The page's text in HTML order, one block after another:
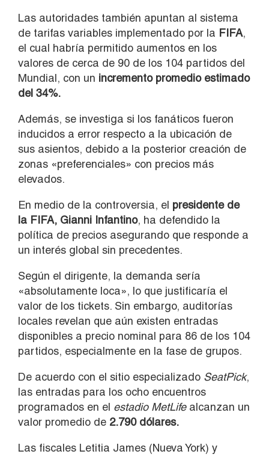
Las autoridades también apuntan al sistema
de tarifas variables implementado por la FIFA,
el cual habría permitido aumentos en los
valores de cerca de 90 de los 104 partidos del
Mundial, con un incremento promedio estimado
del 34%.
Además, se investiga si los fanáticos fueron
inducidos a error respecto a la ubicación de
sus asientos, debido a la posterior creación de
zonas «preferenciales» con precios más
elevados.
En medio de la controversia, el presidente de
la FIFA, Gianni Infantino, ha defendido la
política de precios asegurando que responde a
un interés global sin precedentes.
Según el dirigente, la demanda sería
«absolutamente loca», lo que justificaría el
valor de los tickets. Sin embargo, auditorías
locales revelan que aún existen entradas
disponibles a precio nominal para 86 de los 104
partidos, especialmente en la fase de grupos.
De acuerdo con el sitio especializado SeatPick,
las entradas para los ocho encuentros
programados en el estadio MetLifealcanzan un
valor promedio de 2.790 dólares.
Las fiscales Letitia James (Nueva York) y